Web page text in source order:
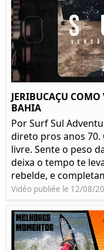
JERIBUCAÇU
BAHIA
Por Surf Sul
direto pros anos 70.
livre. Sente o peso
deixa o tempo te
rebelde, e
Vidéo publiée le 12/08/